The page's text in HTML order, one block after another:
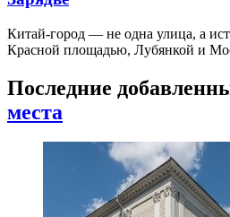
Китай-город — не одна улица, а
Красной площадью, Лубянкой и
Последние
места